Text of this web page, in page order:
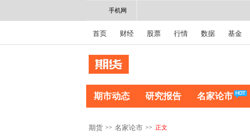
手机网
首页 财经 股票 行情 数据 基金
期市动态 研究报告 名家论市
期货 >> 名家论市 >> 正文